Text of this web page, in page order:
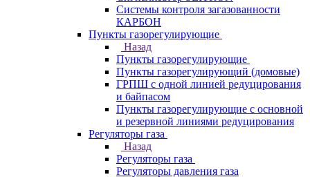
Системы контроля загазованности
КАРБОН
Пункты газорегулирующие
Назад
Пункты газорегулирующие
Пункты газорегулирующий (домовые)
ГРПШ с одной линией редуцирования
и байпасом
Пункты газорегулирующие с основной
и резервной линиями редуцирования
Регуляторы газа
Назад
Регуляторы газа
Регуляторы давления газа